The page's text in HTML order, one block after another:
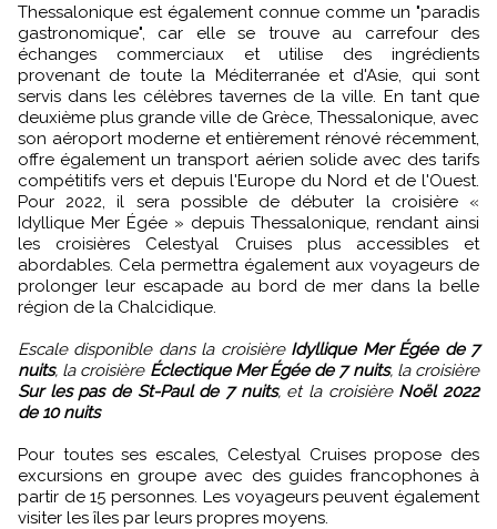
Thessalonique est également connue comme un "paradis
gastronomique", car elle se trouve au carrefour des
échanges commerciaux et utilise des ingrédients
provenant de toute la Méditerranée et d'Asie, qui sont
servis dans les célèbres tavernes de la ville. En tant que
deuxième plus grande ville de Grèce, Thessalonique, avec
son aéroport moderne et entièrement rénové récemment,
offre également un transport aérien solide avec des tarifs
compétitifs vers et depuis l'Europe du Nord et de l'Ouest.
Pour 2022, il sera possible de débuter la croisière «
Idyllique Mer Égée » depuis Thessalonique, rendant ainsi
les croisières Celestyal Cruises plus accessibles et
abordables. Cela permettra également aux voyageurs de
prolonger leur escapade au bord de mer dans la belle
région de la Chalcidique.
Escale disponible dans la croisière Idyllique Mer Égée de 7
nuits, la croisière Éclectique Mer Égée de 7 nuits, la croisière
Sur les pas de St-Paul de 7 nuits, et la croisière Noël 2022
de 10 nuits
Pour toutes ses escales, Celestyal Cruises propose des
excursions en groupe avec des guides francophones à
partir de 15 personnes. Les voyageurs peuvent également
visiter les îles par leurs propres moyens.